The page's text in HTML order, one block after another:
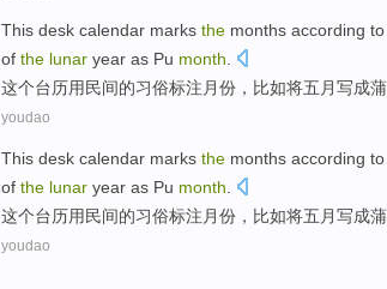
This desk calendar marks the months according to
of the lunar year as Pu month
这个台历用 民间的习俗标注 月份 ， 比如将五月写成蒲
youdao
This desk calendar marks the months according to
of the lunar year as Pu month
这个台历用 民间的习俗标注 月份 ， 比如将五月写成蒲
youdao